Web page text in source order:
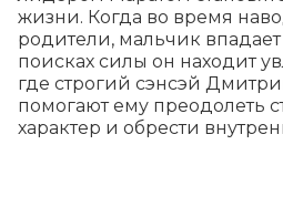
жизни. Когда во время
родители, мальчик
поисках силы он находит
где строгий сэнсэй
помогают ему преодолеть
характер и обрести